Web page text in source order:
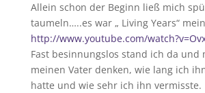
Allein schon der Beginn ließ mich
taumeln…..es war „ Living Years“
http://www.youtube.com/
Fast besinnungslos stand ich da und
meinen Vater denken, wie lang ich
hatte und wie sehr ich ihn vermisste.